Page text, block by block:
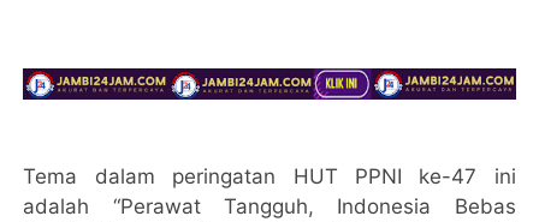
Tema dalam peringatan HUT PPNI ke-47 ini
adalah “Perawat Tangguh, Indonesia Bebas